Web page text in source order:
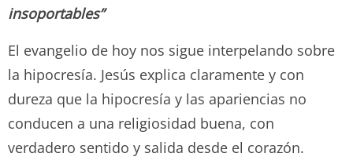
insoportables”
El evangelio de hoy nos sigue interpelando sobre
la hipocresía. Jesús explica claramente y con
dureza que la hipocresía y las apariencias no
conducen a una religiosidad buena, con
verdadero sentido y salida desde el corazón.